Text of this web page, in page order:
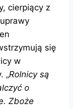
cierpiący z
się
w
„Rolnicy są
o
Zboże